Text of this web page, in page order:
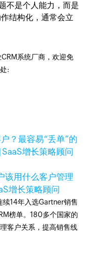
不是个人能力，而是
结构化，通常会立
系统厂商，欢迎免
:
？最容易“丢单”的
SaaS增长策略顾问
该用什么客户管理
增长策略顾问
续14年入选Gartner销售
榜单。180多个国家的
客户关系，提高销售线